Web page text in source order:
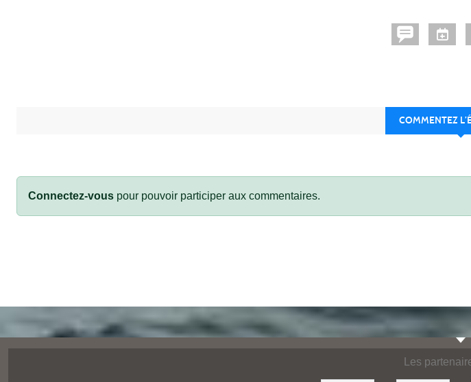
COMMENTEZ
Connectez-vous pour pouvoir participer aux commentaires.
Les